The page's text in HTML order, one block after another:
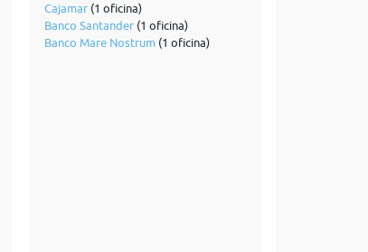
Cajamar(1 oficina)
Banco Santander(1 oficina)
Banco Mare Nostrum(1 oficina)